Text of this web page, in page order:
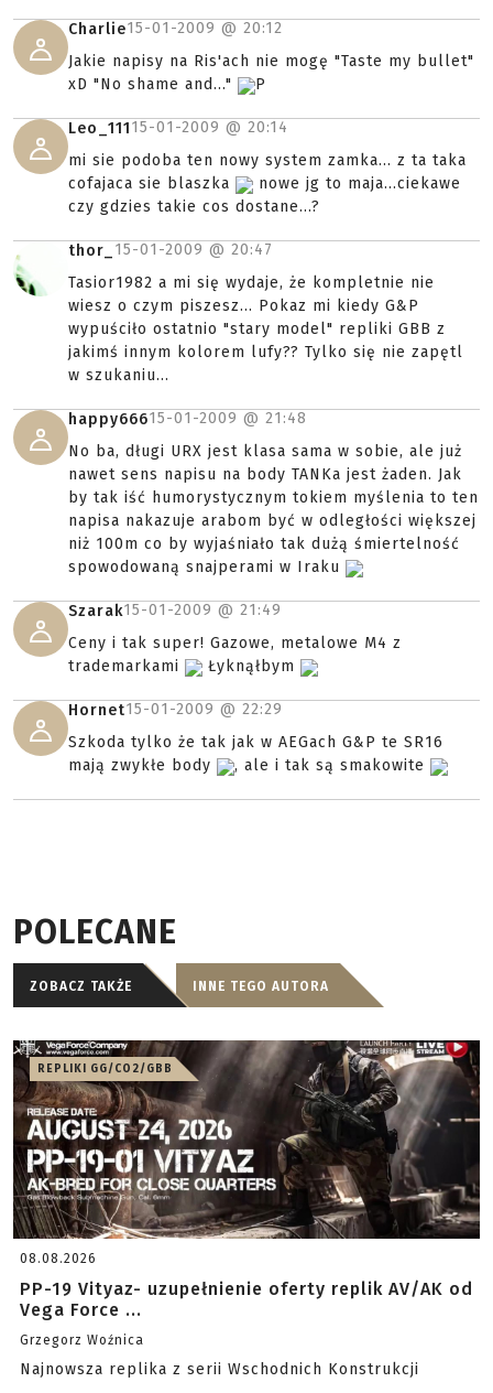
Charlie15-01-2009 @ 20:12
Jakie napisy na Ris'ach nie mogę "Taste my bullet"
xD "No shame and..."
P
Leo_11115-01-2009 @ 20:14
mi sie podoba ten nowy system zamka... z ta taka
cofajaca sie blaszka
nowe jg to maja...ciekawe
czy gdzies takie cos dostane...?
thor_ 15-01-2009 @ 20:47
Tasior1982 a mi się wydaje, że kompletnie nie
wiesz o czym piszesz... Pokaz mi kiedy G&P
wypuściło ostatnio "stary model" repliki GBB z
jakimś innym kolorem lufy?? Tylko się nie zapętl
w szukaniu...
happy66615-01-2009 @ 21:48
No ba, długi URX jest klasa sama w sobie, ale już
nawet sens napisu na body TANKa jest żaden. Jak
by tak iść humorystycznym tokiem myślenia to ten
napisa nakazuje arabom być w odległości większej
niż 100m co by wyjaśniało tak dużą śmiertelność
spowodowaną snajperami w Iraku
Szarak15-01-2009 @ 21:49
Ceny i tak super! Gazowe, metalowe M4 z
trademarkami
Łyknąłbym
Hornet15-01-2009 @ 22:29
Szkoda tylko że tak jak w AEGach G&P te SR16
mają zwykłe body
, ale i tak są smakowite
POLECANE
ZOBACZ TAKŻE INNE TEGO AUTORA
REPLIKI GG/CO2/GBB
08.08.2026
PP-19 Vityaz- uzupełnienie oferty replik AV/AK od
Vega Force ...
Grzegorz Woźnica
Najnowsza replika z serii Wschodnich Konstrukcji